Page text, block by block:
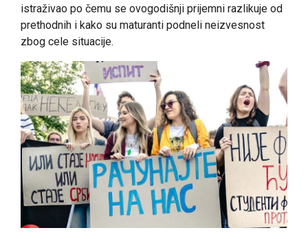
istraživao po čemu se ovogodišnji prijemni razlikuje od
prethodnih i kako su maturanti podneli neizvesnost
zbog cele situacije.